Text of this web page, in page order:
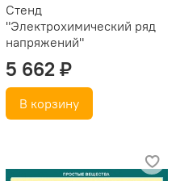
Стенд
"Электрохимический ряд
напряжений"
5 662 ₽
В корзину